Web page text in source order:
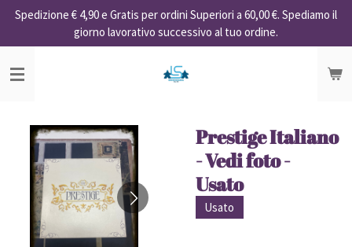
Vai
contenuto
principale
Spedizione € 4,90 e Gratis per ordini Superiori a 60,00 €. Spediamo il
giorno lavorativo successivo al tuo ordine.
Prestige Italiano
- Vedi foto -
Usato
Usato